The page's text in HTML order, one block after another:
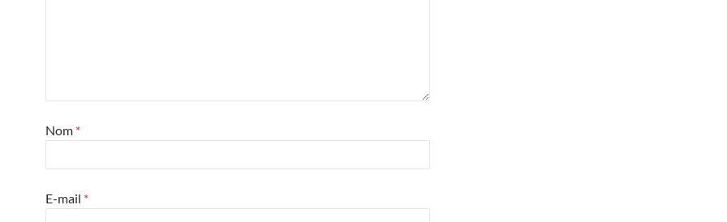
Nom *
E-mail *